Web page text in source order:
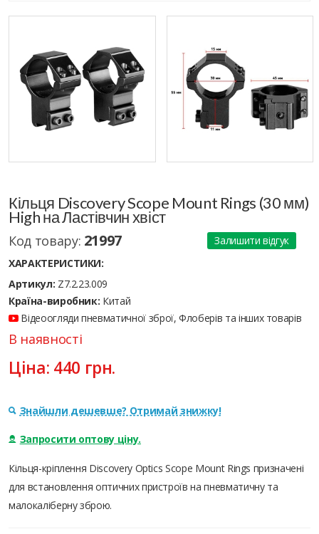
Кільця Discovery Scope Mount Rings (30 мм)
High на Ластівчин хвіст
Код товару: 21997
Залишити відгук
ХАРАКТЕРИСТИКИ:
Артикул: Z7.2.23.009
Країна-виробник: Китай
Відеоогляди пневматичної зброї, Флоберів та інших товарів
В наявності
Ціна: 440 грн.
Знайшли дешевше? Отримай знижку!
Запросити оптову ціну.
Кільця-кріплення Discovery Optics Scope Mount Rings призначені
для встановлення оптичних пристроїв на пневматичну та
малокаліберну зброю.